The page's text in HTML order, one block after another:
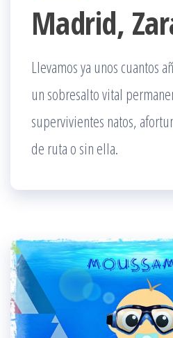
Madrid,
Llevamos ya unos cuantos
un sobresalto vital
supervivientes natos,
de ruta o sin ella.